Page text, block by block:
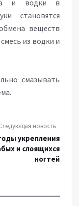
и водки в
становятся
веществ
из водки и
смазывать
новость
укрепления
и слоящихся
ногтей